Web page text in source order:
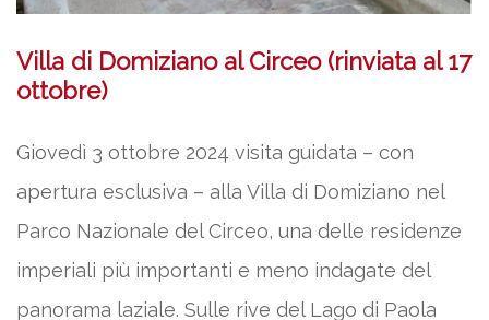
Villa di Domiziano al Circeo (rinviata al 17
ottobre)
Giovedì 3 ottobre 2024 visita guidata – con
apertura esclusiva – alla Villa di Domiziano nel
Parco Nazionale del Circeo, una delle residenze
imperiali più importanti e meno indagate del
panorama laziale. Sulle rive del Lago di Paola